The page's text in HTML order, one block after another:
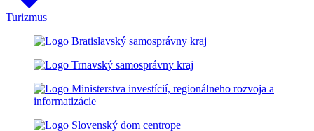
Turizmus